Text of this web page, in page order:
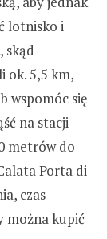
lotnisko i
, skąd
ok. 5,5 km,
wspomóc się
na stacji
metrów do
Porta di
czas
można kupić